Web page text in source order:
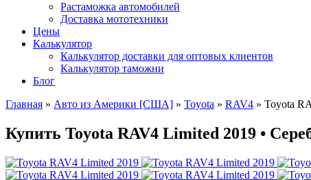
Растаможка автомобилей
Доставка мототехники
Цены
Калькулятор
Калькулятор доставки для оптовых клиентов
Калькулятор таможни
Блог
Главная » Авто из Америки [США] » Toyota » RAV4 » Toyota
Купить Toyota RAV4 Limited 2019 •